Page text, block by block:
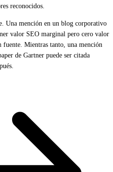
reconocidos.
Una mención en un blog corporativo
valor SEO marginal pero cero valor
Mientras tanto, una mención
de Gartner puede ser citada